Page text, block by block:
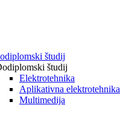
študij
študij
Elektrotehnika
Aplikativna elektrotehnika
Multimedija